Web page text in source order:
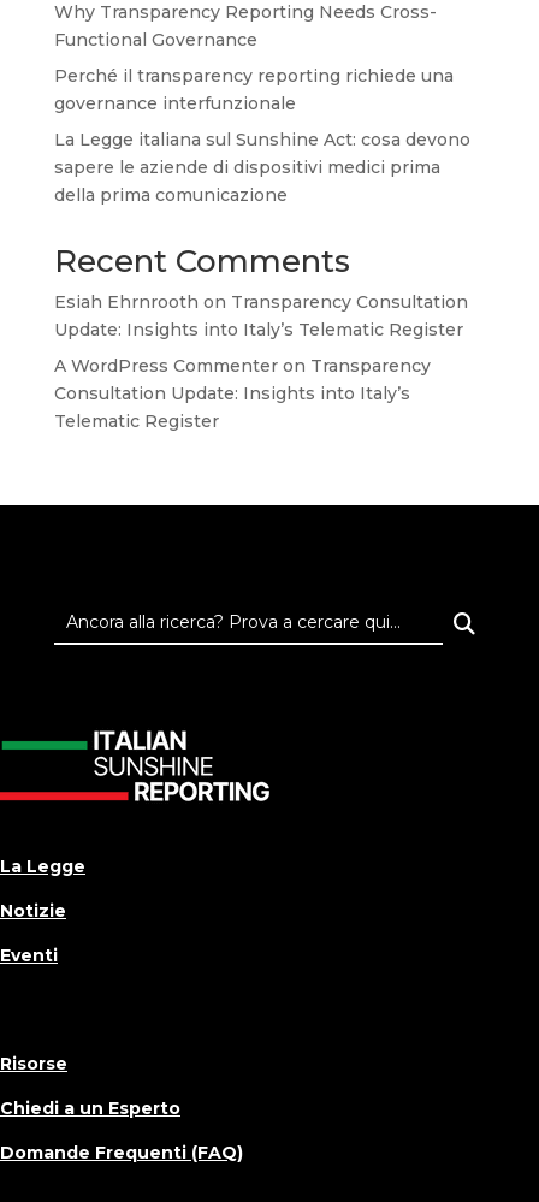
Why Transparency Reporting Needs Cross-
Functional Governance
Perché il transparency reporting richiede una
governance interfunzionale
La Legge italiana sul Sunshine Act: cosa devono
sapere le aziende di dispositivi medici prima
della prima comunicazione
Recent Comments
Esiah Ehrnrooth on Transparency Consultation
Update: Insights into Italy’s Telematic Register
A WordPress Commenteron Transparency
Consultation Update: Insights into Italy’s
Telematic Register
La Legge
Notizie
Eventi
Risorse
Chiedi a un Esperto
Domande Frequenti (FAQ)